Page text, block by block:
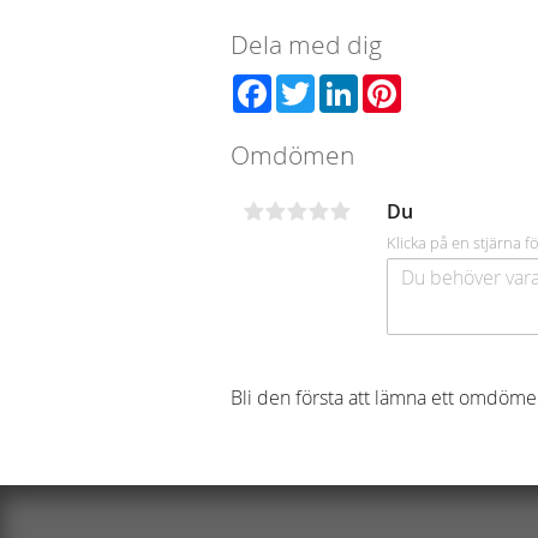
Dela med dig
Facebook
TwitterLinkedIn
Omdömen
Du
Klicka på en stjärna
Bli den första att lämna ett